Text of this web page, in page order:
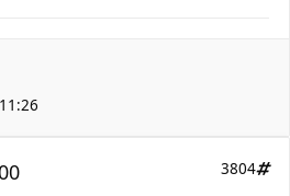
3804